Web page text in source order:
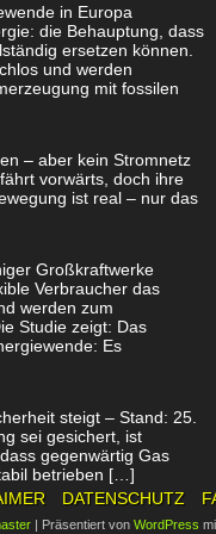
in Europa
die Behauptung, dass
ersetzen können.
und werden
mit fossilen
– aber kein Stromnetz
vorwärts, doch ihre
ist real – nur das
Großkraftwerke
Verbraucher das
werden zum
Studie zeigt: Das
Es
steigt – Stand: 25.
sei gesichert, ist
gegenwärtig Gas
betrieben […]
DATENSCHUTZ
| Präsentiert von WordPress